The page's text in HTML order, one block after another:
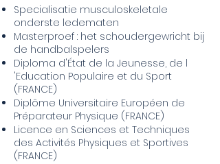
Specialisatie musculoskeletale
onderste ledematen
Masterproef : het schoudergewricht bij
de handbalspelers
Diploma d'État de la Jeunesse, de l
'Education Populaire et du Sport
(FRANCE)
Diplôme Universitaire Européen de
Préparateur Physique (FRANCE)
Licence en Sciences et Techniques
des Activités Physiques et Sportives
(FRANCE)